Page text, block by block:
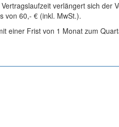
verlängert sich der
von 60,- € (inkl. MwSt.).
einer Frist von 1 Monat zum